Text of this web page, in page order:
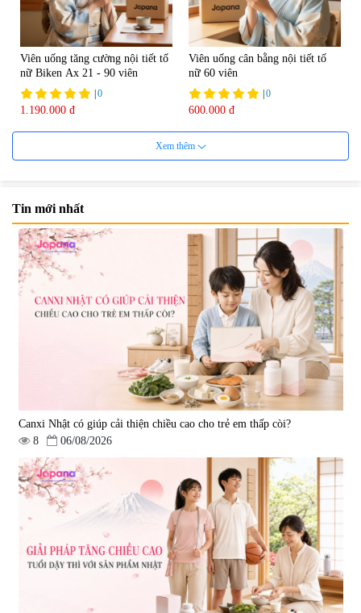
Viên uống tăng cường nội tiết tố
nữ Biken Ax 21 - 90 viên
0
1.190.000 đ
Viên uống cân bằng nội tiết tố
nữ 60 viên
0
600.000 đ
Viên uống tăng cường sinh lực
nam giới Smart Power 120 viên
- Date 12/2026 |364.582
7%
Viên uống cải thiện nội tiết tố nữ
Welson For Women Hàn Quốc
60 viên
10.560
739.350 đ 795.000 đ
Viên uống hỗ trợ dưỡng thận và
sinh lý nam Waki Kidney &
Men`s 180 viên - Date 09/2027
1.850.000 đ
7%
Viên uống hỗ trợ tăng cường
sinh lý nam Testosterone Welson
For Men 60 viên
10.400
739.350 đ 795.000 đ
Xem thêm
Tin mới nhất
Canxi Nhật có giúp cải thiện chiều cao cho trẻ em thấp còi?
8
06/08/2026